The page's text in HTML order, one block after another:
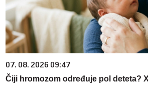
07. 08. 2026 09:47
Čiji hromozom određuje pol deteta?